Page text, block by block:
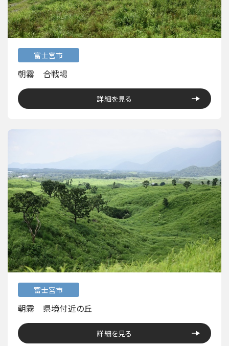
富士宮市
朝霧 合戦場
詳細を見る
富士宮市
朝霧 県境付近の丘
詳細を見る